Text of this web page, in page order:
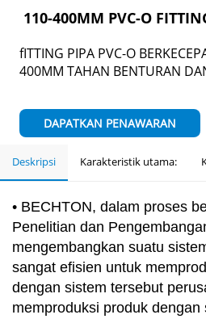
110-400MM PVC-O
fITTING PIPA PVC-O
400MM TAHAN BENTURAN
DAPATKAN PENAWARAN
Deskripsi Karakteristik utama:
• BECHTON, dalam proses
Penelitian dan
mengembangkan suatu
sangat efisien untuk
dengan sistem tersebut
memproduksi produk dengan